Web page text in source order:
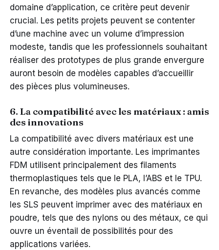
domaine d’application, ce critère peut devenir
crucial. Les petits projets peuvent se contenter
d’une machine avec un volume d’impression
modeste, tandis que les professionnels souhaitant
réaliser des prototypes de plus grande envergure
auront besoin de modèles capables d’accueillir
des pièces plus volumineuses.
6. La compatibilité avec les matériaux : amis
des innovations
La compatibilité avec divers matériaux est une
autre considération importante. Les imprimantes
FDM utilisent principalement des filaments
thermoplastiques tels que le PLA, l’ABS et le TPU.
En revanche, des modèles plus avancés comme
les SLS peuvent imprimer avec des matériaux en
poudre, tels que des nylons ou des métaux, ce qui
ouvre un éventail de possibilités pour des
applications variées.